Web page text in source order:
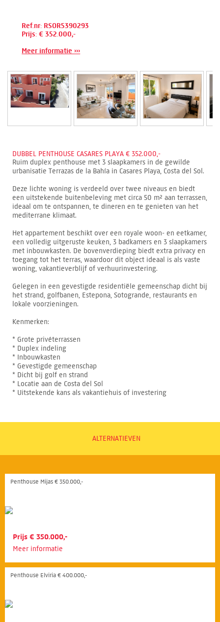
Ref.nr: RSOR5390293
Prijs: € 352.000,-
Meer informatie ›››
DUBBEL PENTHOUSE CASARES PLAYA € 352.000,-
Ruim duplex penthouse met 3 slaapkamers in de gewilde
urbanisatie Terrazas de la Bahía in Casares Playa, Costa del Sol.
Deze lichte woning is verdeeld over twee niveaus en biedt
een uitstekende buitenbeleving met circa 50 m² aan terrassen,
ideaal om te ontspannen, te dineren en te genieten van het
mediterrane klimaat.
Het appartement beschikt over een royale woon- en eetkamer,
een volledig uitgeruste keuken, 3 badkamers en 3 slaapkamers
met inbouwkasten. De bovenverdieping biedt extra privacy en
toegang tot het terras, waardoor dit object ideaal is als vaste
woning, vakantieverblijf of verhuurinvestering.
Gelegen in een gevestigde residentiële gemeenschap dicht bij
het strand, golfbanen, Estepona, Sotogrande, restaurants en
lokale voorzieningen.
Kenmerken:
* Grote privéterrassen
* Duplex indeling
* Inbouwkasten
* Gevestigde gemeenschap
* Dicht bij golf en strand
* Locatie aan de Costa del Sol
* Uitstekende kans als vakantiehuis of investering
ALTERNATIEVEN
Penthouse Mijas € 350.000,-
Prijs € 350.000,-
Meer informatie
Penthouse Elviria € 400.000,-